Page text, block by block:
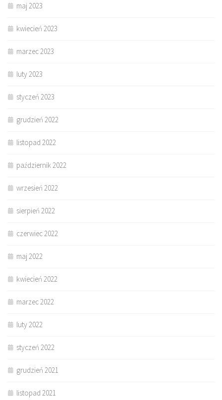
maj 2023
kwiecień 2023
marzec 2023
luty 2023
styczeń 2023
grudzień 2022
listopad 2022
październik 2022
wrzesień 2022
sierpień 2022
czerwiec 2022
maj 2022
kwiecień 2022
marzec 2022
luty 2022
styczeń 2022
grudzień 2021
listopad 2021